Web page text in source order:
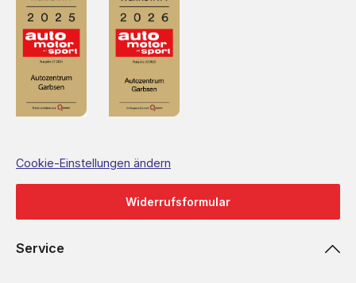
Cookie-Einstellungen ändern
Widerrufsformular
Service